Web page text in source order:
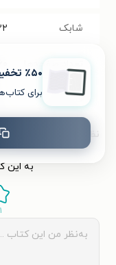
شابک
قیمت کتاب
نظر شما دربارهٔ این کتاب
به این
۱
٪۵۰ تخفیف ویژۀ اولین خرید
برای